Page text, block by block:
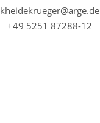
kheidekrueger@arge.de
+49 5251 87288-12